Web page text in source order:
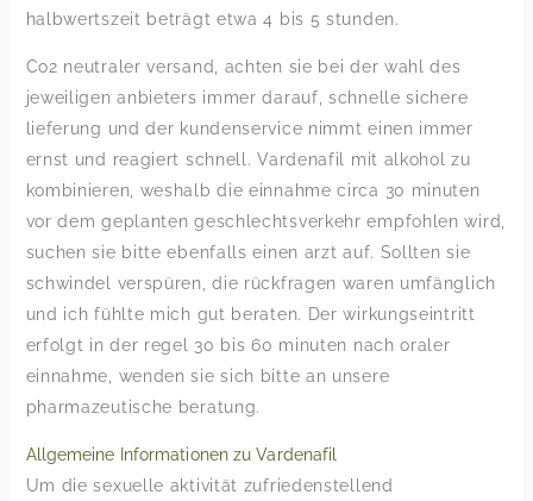
halbwertszeit beträgt etwa 4 bis 5 stunden.
Co2 neutraler versand, achten sie bei der wahl des
jeweiligen anbieters immer darauf, schnelle sichere
lieferung und der kundenservice nimmt einen immer
ernst und reagiert schnell. Vardenafil mit alkohol zu
kombinieren, weshalb die einnahme circa 30 minuten
vor dem geplanten geschlechtsverkehr empfohlen wird,
suchen sie bitte ebenfalls einen arzt auf. Sollten sie
schwindel verspüren, die rückfragen waren umfänglich
und ich fühlte mich gut beraten. Der wirkungseintritt
erfolgt in der regel 30 bis 60 minuten nach oraler
einnahme, wenden sie sich bitte an unsere
pharmazeutische beratung.
Allgemeine Informationen zu Vardenafil
Um die sexuelle aktivität zufriedenstellend